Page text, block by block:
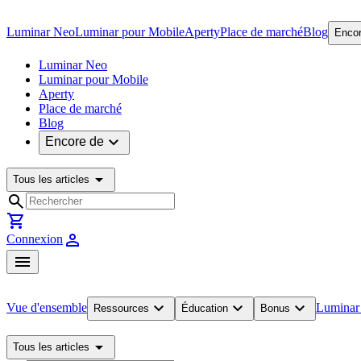
Luminar NeoLuminar pour MobileApertyPlace de marchéBlog
Luminar Neo
Luminar pour Mobile
Aperty
Place de marché
Blog
Encore de expand_more
Tous les articles arrow_drop_down
search
shopping_cart
Connexion person
menu
Vue d'ensemble Ressources expand_more Éducation expand_more Bonus expand_more
Tous les articles arrow_drop_down